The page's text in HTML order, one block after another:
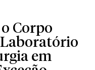
Corpo
em